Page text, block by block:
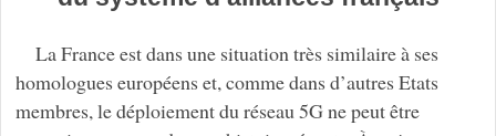
La France est dans une situation très similaire à ses
homologues européens et, comme dans d’autres Etats
membres, le déploiement du réseau 5G ne peut être